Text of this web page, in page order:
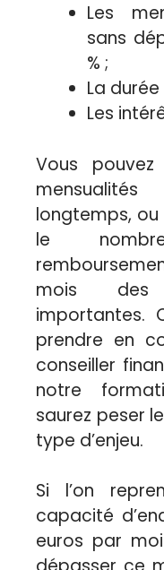
Les
sans
% ;
La
Les
Vous
longtemps,
le
mois des
importantes.
prendre en
conseiller
notre
saurez peser
type d’enjeu.
Si l’on
capacité
euros par